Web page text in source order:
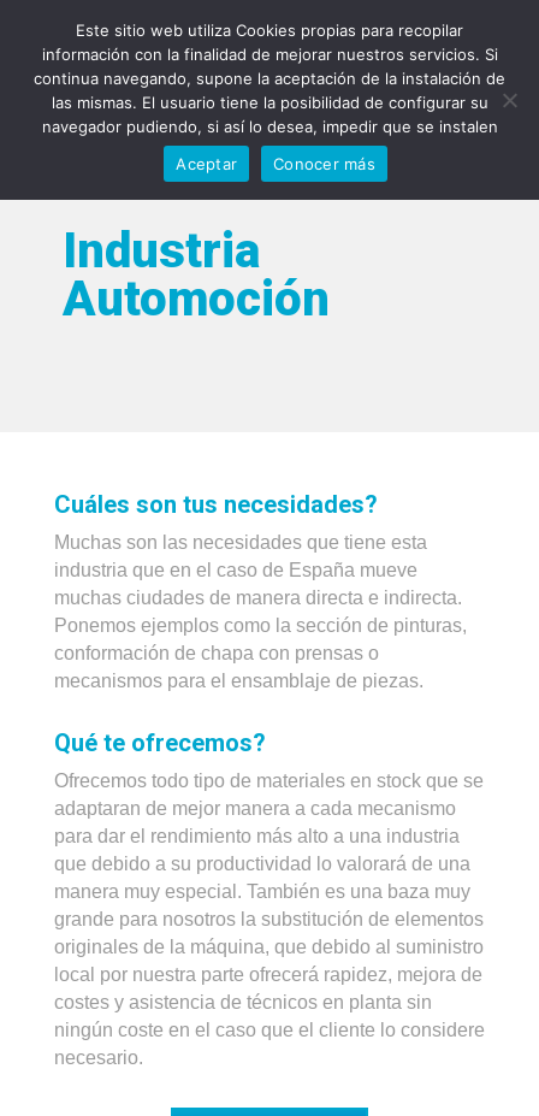
Industria
Automoción
Cuáles son tus necesidades?
Muchas son las necesidades que tiene esta
industria que en el caso de España mueve
muchas ciudades de manera directa e indirecta.
Ponemos ejemplos como la sección de pinturas,
conformación de chapa con prensas o
mecanismos para el ensamblaje de piezas.
Qué te ofrecemos?
Ofrecemos todo tipo de materiales en stock que se
adaptaran de mejor manera a cada mecanismo
para dar el rendimiento más alto a una industria
que debido a su productividad lo valorará de una
manera muy especial. También es una baza muy
grande para nosotros la substitución de elementos
originales de la máquina, que debido al suministro
local por nuestra parte ofrecerá rapidez, mejora de
costes y asistencia de técnicos en planta sin
ningún coste en el caso que el cliente lo considere
necesario.
Este sitio web utiliza Cookies propias para recopilar
información con la finalidad de mejorar nuestros servicios. Si
continua navegando, supone la aceptación de la instalación de
las mismas. El usuario tiene la posibilidad de configurar su
navegador pudiendo, si así lo desea, impedir que se instalen
Aceptar
Conocer más